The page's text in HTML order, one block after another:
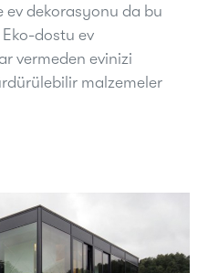
ev dekorasyonu da bu
dostu ev
vermeden evinizi
malzemeler